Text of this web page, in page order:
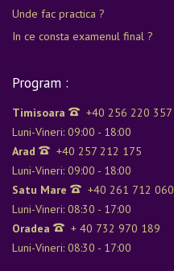
Unde fac practica ?
In ce consta examenul final ?
Program :
Timisoara
+40 256 220 357
Luni-Vineri: 09:00 - 18:00
Arad
+40 257 212 175
Luni-Vineri: 09:00 - 18:00
Satu Mare
+40 261 712 060
Luni-Vineri: 08:30 - 17:00
Oradea
+ 40 732 970 189
Luni-Vineri: 08:30 - 17:00